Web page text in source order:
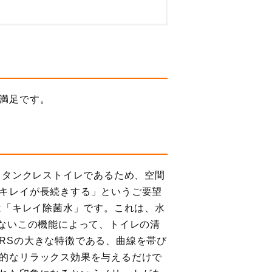
足です。
ンクレストイレであるため、空間
レイが長続きする」というご要望
キレイ除菌水」です。これは、水
いこの機能によって、トイレの清
の大きな特徴である、曲線を帯び
なリラックス効果を与えるだけで